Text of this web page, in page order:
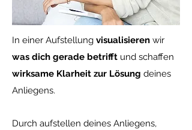
In einer Aufstellung visualisieren wir
was dich gerade betrifft und schaffen
wirksame Klarheit zur Lösung deines
Anliegens.
Durch aufstellen deines Anliegens,